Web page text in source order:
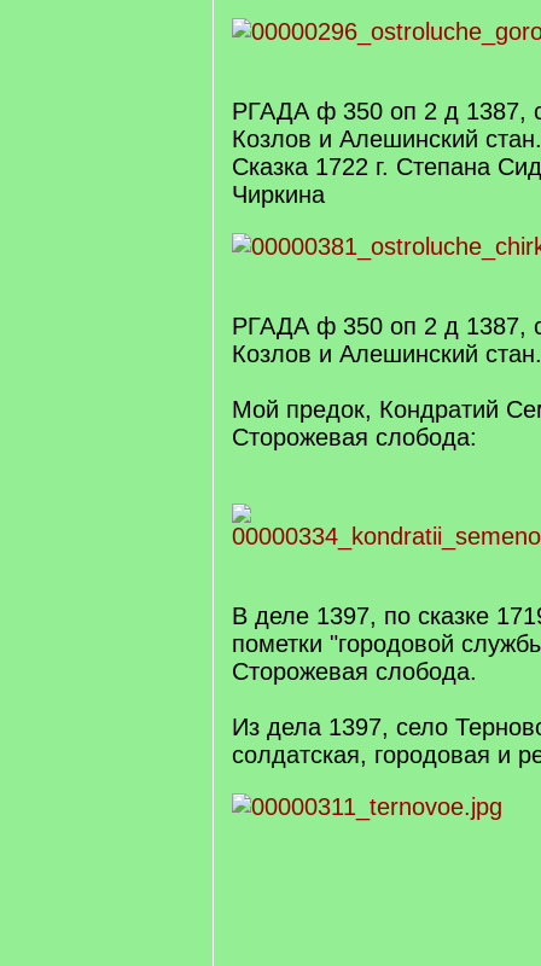
РГАДА ф 350 оп 2 д 1387,
Козлов и Алешинский стан.
Сказка 1722 г. Степана
Чиркина
РГАДА ф 350 оп 2 д 1387,
Козлов и Алешинский стан.
Мой предок, Кондратий
Сторожевая слобода:
В деле 1397, по сказке
пометки "городовой
Сторожевая слобода.
Из дела 1397, село
солдатская, городовая и